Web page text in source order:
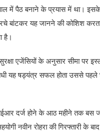
में पैठ बनाने के प्रयास में था। इसके
यह जानने की कोशिश करता
है।
एजेंसियों के अनुसार सीमा पर
यह षड्यंत्र सफल होता उससे
दर्ज होने के आठ महीने तक बस जांच
नवीन रोहरा की गिरफ्तारी के